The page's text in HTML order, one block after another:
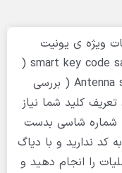
ویژه ی یونیت
کلید هوشمند می شویم و گزینه smart key code saving (
تعریف کلید هوشمند) و Antenna status check ( بررسی
کلید شما نیاز
شماره شاسی بدست
کد ندارید و با دیاگ
را انجام دهید و